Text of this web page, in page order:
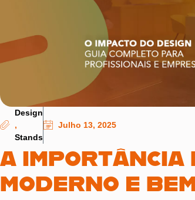
Design
,
Stands
Julho 13, 2025
A IMPORTÂNCIA
MODERNO E